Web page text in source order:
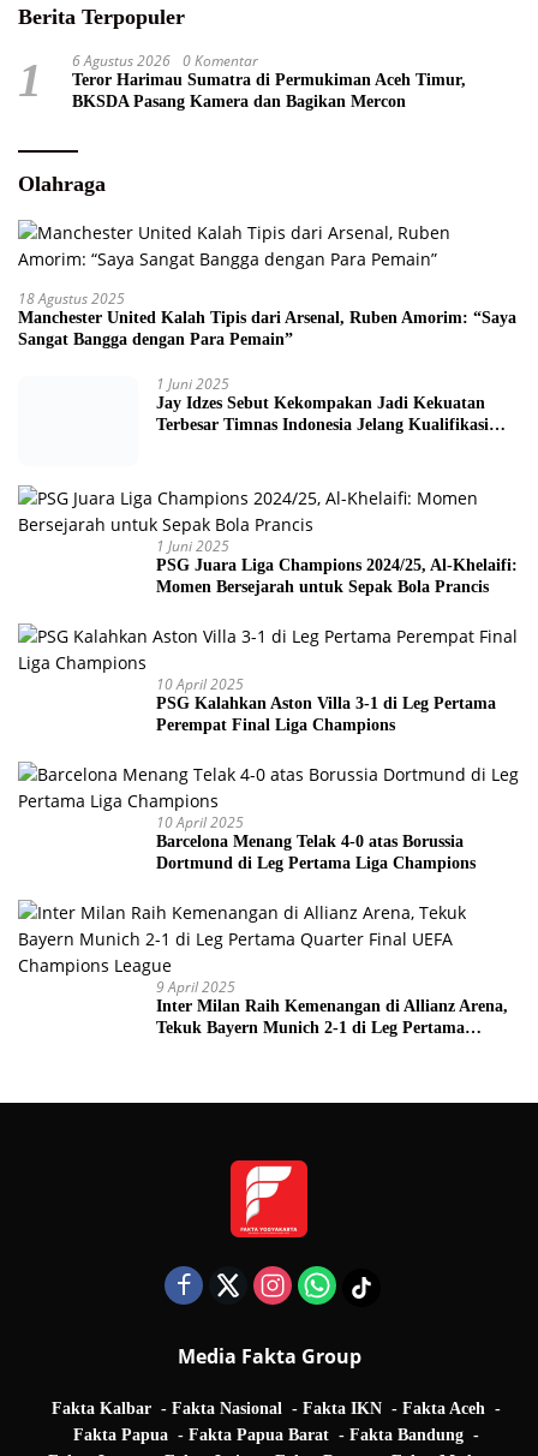
Berita Terpopuler
1 6 Agustus 2026 0 Komentar
Teror Harimau Sumatra di Permukiman Aceh Timur,
BKSDA Pasang Kamera dan Bagikan Mercon
Olahraga
18 Agustus 2025
Manchester United Kalah Tipis dari Arsenal, Ruben Amorim: “Saya
Sangat Bangga dengan Para Pemain”
1 Juni 2025
Piala Dunia 2026
1 Juni 2025
PSG Juara Liga Champions 2024/25, Al-Khelaifi:
10 April 2025
PSG Kalahkan Aston Villa 3-1 di Leg Pertama
10 April 2025
Barcelona Menang Telak 4-0 atas Borussia
9 April 2025
Inter Milan Raih Kemenangan di Allianz Arena,
Fakta Kalbar Fakta Nasional Fakta IKN
Fakta Aceh